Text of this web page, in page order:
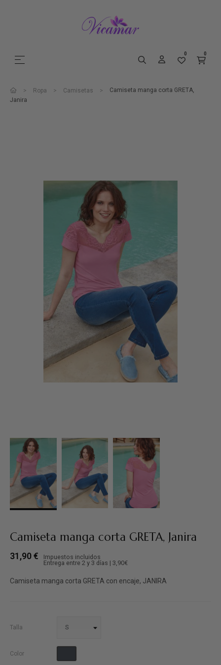
Navegación de palanca
☰ 0 0
Ropa Camisetas
Camiseta manga corta GRETA,
Janira
Camiseta manga corta GRETA, Janira
31,90 €
Impuestos incluidos
Entrega entre 2 y 3 días | 3,90€
Camiseta manga corta GRETA con encaje, JANIRA
Talla
Color